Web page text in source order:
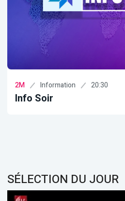
2M Information
Al Massaiya
SÉLECTION DU JOUR